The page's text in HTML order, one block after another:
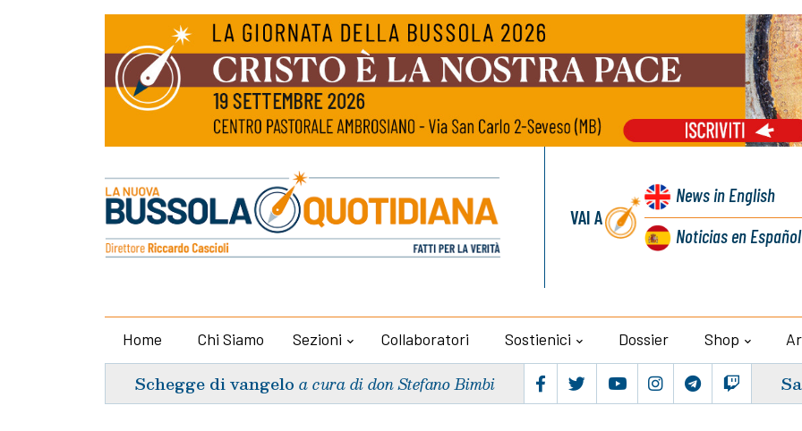
VAI A
Newsin English
Noticiasen Español
Home Chi Siamo Sezioni Collaboratori Sostienici Dossier Shop
Schegge di vangelo a cura di don Stefano Bimbi